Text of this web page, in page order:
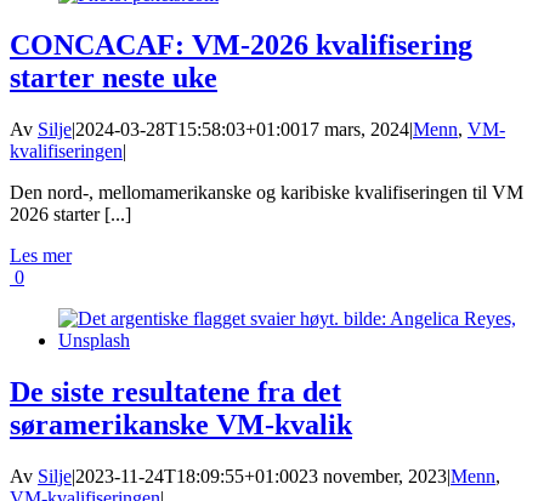
CONCACAF: VM-2026 kvalifisering
starter neste uke
Av Silje|2024-03-28T15:58:03+01:0017 mars, 2024|Menn, VM-
kvalifiseringen|
Den nord-, mellomamerikanske og karibiske kvalifiseringen til VM
2026 starter [...]
Les mer
0
De siste resultatene fra det
søramerikanske VM-kvalik
Av Silje|2023-11-24T18:09:55+01:0023 november, 2023|Menn,